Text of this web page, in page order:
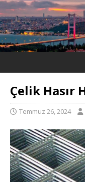
Çelik Hasır
Temmuz 26, 2024